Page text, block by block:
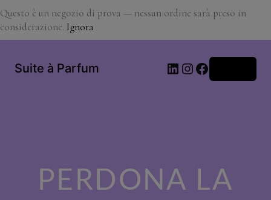
Questo è un negozio di prova — nessun ordine sarà preso in
considerazione. Ignora
Suite à Parfum LinkedIn
Instagram
Facebook
PERDONA LA